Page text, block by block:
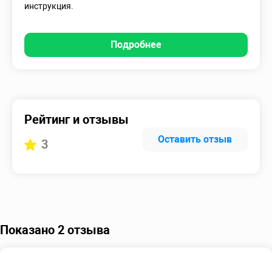
инструкция.
Подробнее
Рейтинг и отзывы
3
Оставить отзыв
Показано 2 отзыва